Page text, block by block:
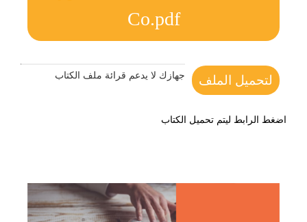
Co.pdf
لتحميل الملف جهازك لا يدعم قرائة ملف الكتاب
اضغط الرابط ليتم تحميل الكتاب